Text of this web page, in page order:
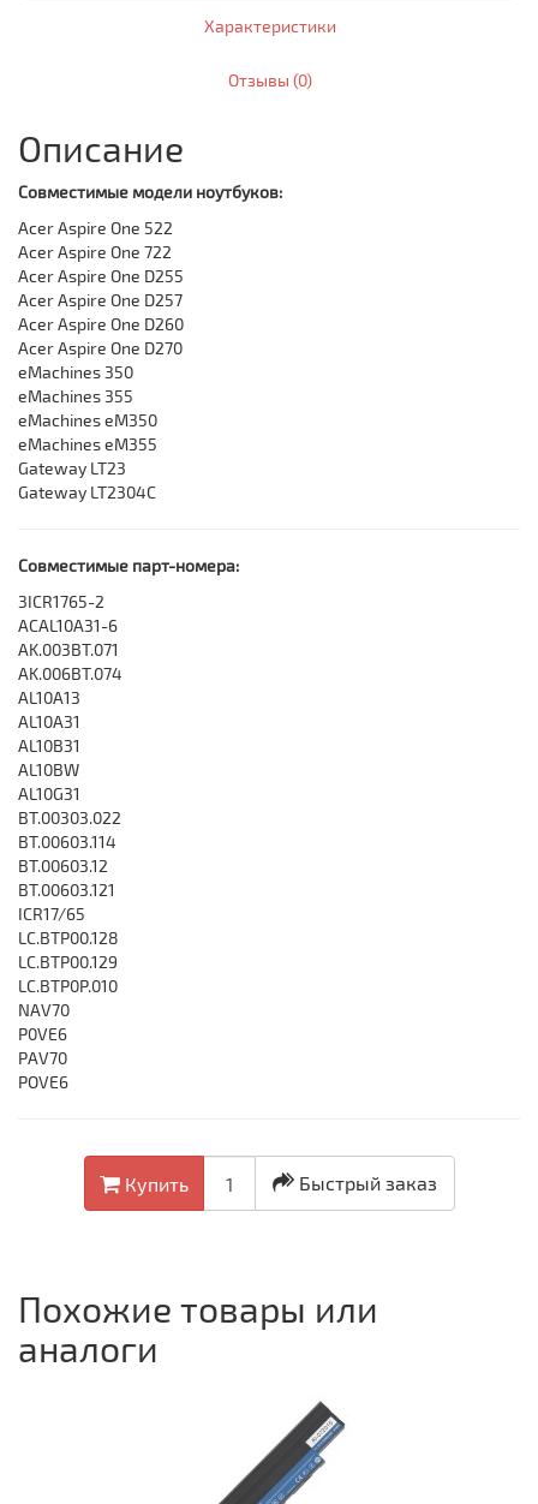
Характеристики
Отзывы (0)
Описание
Совместимые модели ноутбуков:
Acer Aspire One 522
Acer Aspire One 722
Acer Aspire One D255
Acer Aspire One D257
Acer Aspire One D260
Acer Aspire One D270
eMachines 350
eMachines 355
eMachines eM350
eMachines eM355
Gateway LT23
Gateway LT2304C
Совместимые парт-номера:
3ICR1765-2
ACAL10A31-6
AK.003BT.071
AK.006BT.074
AL10A13
AL10A31
AL10B31
AL10BW
AL10G31
BT.00303.022
BT.00603.114
BT.00603.12
BT.00603.121
ICR17/65
LC.BTP00.128
LC.BTP00.129
LC.BTP0P.010
NAV70
P0VE6
PAV70
POVE6
Купить Быстрый заказ
Похожие товары или
аналоги